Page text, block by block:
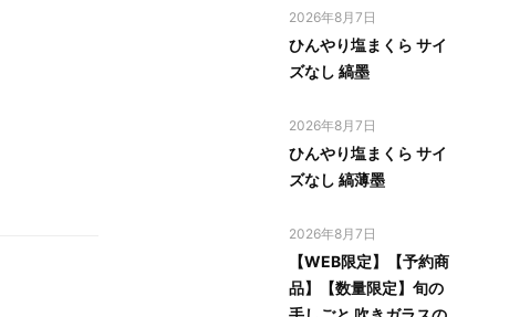
2026年8月7日
ひんやり塩まくら サイ
ズなし 縞墨
2026年8月7日
ひんやり塩まくら サイ
ズなし 縞薄墨
2026年8月7日
【WEB限定】【予約商
品】【数量限定】旬の